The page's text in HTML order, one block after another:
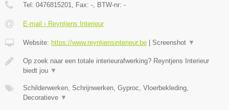
Tel: 0476815201 , Fax: - , BTW-nr: -
E-mail › Reyntjens Interieur
Website: https://www.reyntjensinterieur.be Screenshot ▼
Op zoek naar een totale interieurafwerking? Reyntjens Interieur
biedt jou ▼
Schilderwerken, Schrijnwerken, Gyproc, Vloerbekleding,
Decoratieve ▼